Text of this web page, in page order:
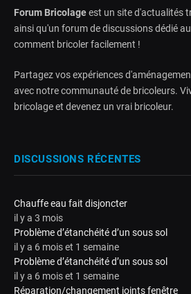
Forum Bricolageest un site d'actualités
ainsi qu'un forum de discussions dédié
comment bricoler facilement !
Partagez vos expériences
avec notre communauté de bricoleurs.
bricolage et devenez un vrai bricoleur.
DISCUSSIONS RÉCENTES
Chauffe eau fait disjoncter
il y a 3 mois
Problème d’étanchéité d’un sous sol
il y a 6 mois et 1 semaine
Problème d’étanchéité d’un sous sol
il y a 6 mois et 1 semaine
Réparation/changement joints fenêtre